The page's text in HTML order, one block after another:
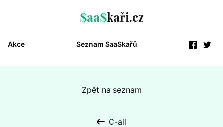
$aa$kaři.cz
Akce Seznam SaaSkařů
Zpět na seznam
C-all